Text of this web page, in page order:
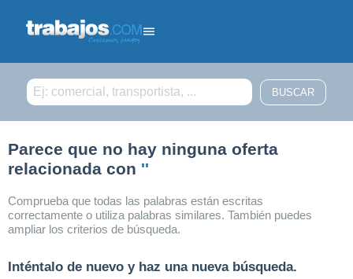
Parece que no hay ninguna oferta
relacionada con ''
Comprueba que todas las palabras están escritas
correctamente o utiliza palabras similares. También puedes
ampliar los criterios de búsqueda.
Inténtalo de nuevo y haz una nueva búsqueda.